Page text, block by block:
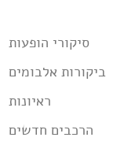
סיקורי הופעות
ביקורות אלבומים
ראיונות
הרכבים חדשים